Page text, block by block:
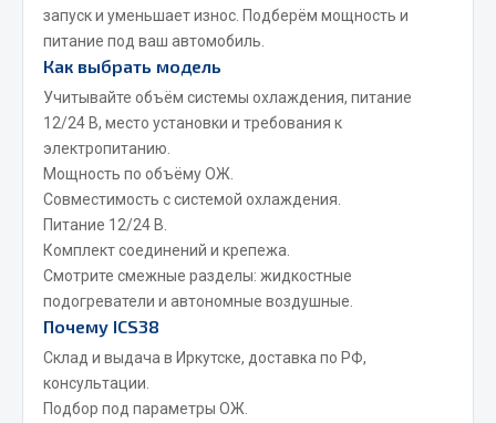
Vic
Автоторг
Дифа
Цитрон
Фильтры DONALDSON
Показать ещё
Весь раздел
Всё для сварки
запуск и уменьшает износ. Подберём мощность и
питание под ваш автомобиль.
Как выбрать модель
Учитывайте объём системы охлаждения, питание
12/24 В, место установки и требования к
электропитанию.
Мощность по объёму ОЖ.
Совместимость с системой охлаждения.
Питание 12/24 В.
Комплект соединений и крепежа.
Смотрите смежные разделы: жидкостные
подогреватели и автономные воздушные
Почему ICS38
Склад и выдача в Иркутске, доставка по РФ,
консультации.
Подбор под параметры ОЖ.